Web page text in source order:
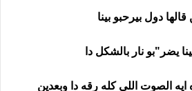
دول بيرحبو بينا
يضر"بو نار بالشكل دا
الصوت اللي كله رقه دا وبعدين